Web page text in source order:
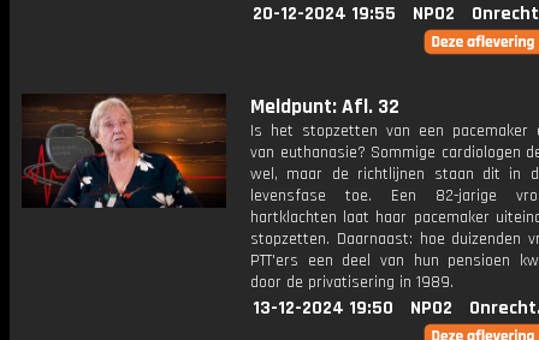
20-12-2024 19:55 NPO2
Meldpunt: Afl. 32
Is het stopzetten van een pacemaker
van euthanasie? Sommige cardiologen
wel, maar de richtlijnen staan dit in
levensfase toe. Een 82-jarige
hartklachten laat haar pacemaker
stopzetten. Daarnaast: hoe duizenden
PTT'ers een deel van hun pensioen
door de privatisering in 1989.
13-12-2024 19:50 NPO2